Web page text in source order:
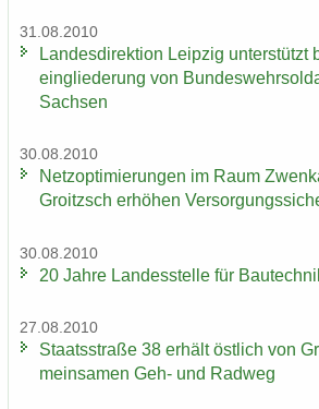
31.08.2010
Lan­des­di­rek­ti­on Leip­zig
ein­glie­de­rung von
Sach­sen
30.08.2010
Netz­op­ti­mie­run­gen im Raum
Groitzsch er­hö­hen
30.08.2010
20 Jahre Lan­des­stel­le für
27.08.2010
Staats­stra­ße 38 er­hält öst­lich von
mein­sa­men Geh- und Rad­weg